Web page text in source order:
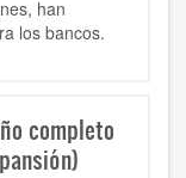
han
los bancos.
completo